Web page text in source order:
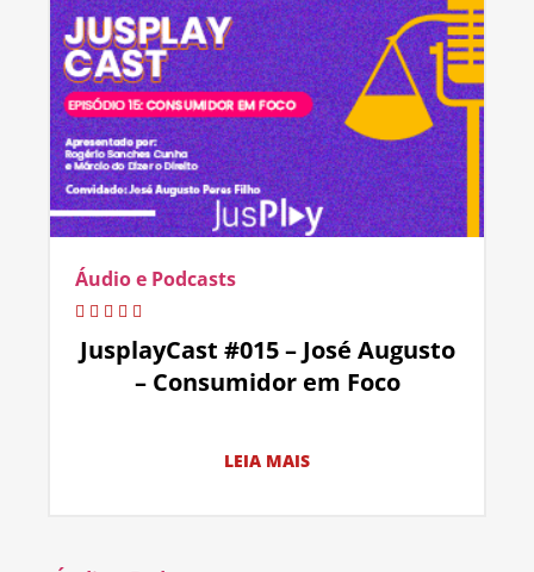
Áudio e Podcasts
JusplayCast #015 – José Augusto
– Consumidor em Foco
LEIA MAIS